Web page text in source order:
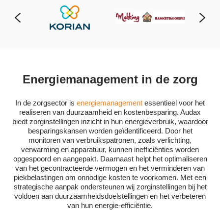
Energiemanagement in de zorg
In de zorgsector is energiemanagement essentieel voor het
realiseren van duurzaamheid en kostenbesparing. Audax
biedt zorginstellingen inzicht in hun energieverbruik, waardoor
besparingskansen worden geïdentificeerd. Door het
monitoren van verbruikspatronen, zoals verlichting,
verwarming en apparatuur, kunnen inefficiënties worden
opgespoord en aangepakt. Daarnaast helpt het optimaliseren
van het gecontracteerde vermogen en het verminderen van
piekbelastingen om onnodige kosten te voorkomen. Met een
strategische aanpak ondersteunen wij zorginstellingen bij het
voldoen aan duurzaamheidsdoelstellingen en het verbeteren
van hun energie-efficiëntie.